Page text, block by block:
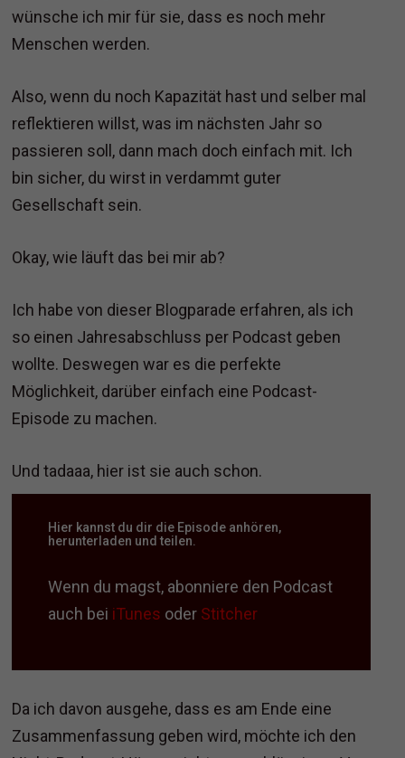
wünsche ich mir für sie, dass es noch mehr
Menschen werden.
Also, wenn du noch Kapazität hast und selber mal
reflektieren willst, was im nächsten Jahr so
passieren soll, dann mach doch einfach mit. Ich
bin sicher, du wirst in verdammt guter
Gesellschaft sein.
Okay, wie läuft das bei mir ab?
Ich habe von dieser Blogparade erfahren, als ich
so einen Jahresabschluss per Podcast geben
wollte. Deswegen war es die perfekte
Möglichkeit, darüber einfach eine Podcast-
Episode zu machen.
Und tadaaa, hier ist sie auch schon.
Hier kannst du dir die Episode anhören,
herunterladen und teilen.
Wenn du magst, abonniere den Podcast
auch bei iTunes oder Stitcher
Da ich davon ausgehe, dass es am Ende eine
Zusammenfassung geben wird, möchte ich den